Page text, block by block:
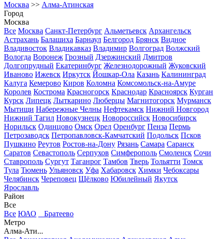
Москва >> Алма-Атинская
Город
Москва
Все Москва Санкт-Петербург Альметьевск Архангельск
Астрахань Балашиха Барнаул Белгород Брянск Видное
Владивосток Владикавказ Владимир Волгоград Волжский
Вологда Воронеж Грозный Дзержинский Дмитров
Долгопрудный Екатеринбург Железнодорожный Жуковский
Иваново Ижевск Иркутск Йошкар-Ола Казань Калининград
Калуга Кемерово Киров Коломна Комсомольск-на-Амуре
Королев Кострома Красногорск Краснодар Красноярск Курган
Курск Липецк Лыткарино Люберцы Магнитогорск Мурманск
Мытищи Набережные Челны Нефтекамск Нижний Новгород
Нижний Тагил Новокузнецк Новороссийск Новосибирск
Норильск Одинцово Омск Орел Оренбург Пенза Пермь
Петрозаводск Петропавловск-Камчатский Подольск Псков
Пушкино Реутов Ростов-на-Дону Рязань Самара Саранск
Саратов Севастополь Серпухов Симферополь Смоленск Сочи
Ставрополь Сургут Таганрог Тамбов Тверь Тольятти Томск
Тула Тюмень Ульяновск Уфа Хабаровск Химки Чебоксары
Челябинск Череповец Щёлково Юбилейный Якутск
Ярославль
Район
Все
Все ЮАО
Братеево
Метро
Алма-Ати...